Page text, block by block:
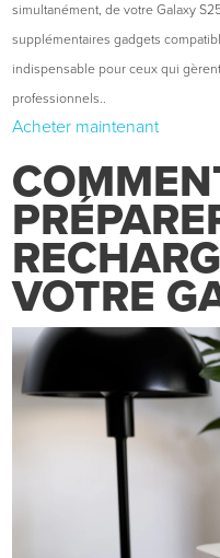
simultanément, de votre Galaxy
supplémentaires gadgets
indispensable pour ceux qui
professionnels.
Acheter maintenant
VOTRE